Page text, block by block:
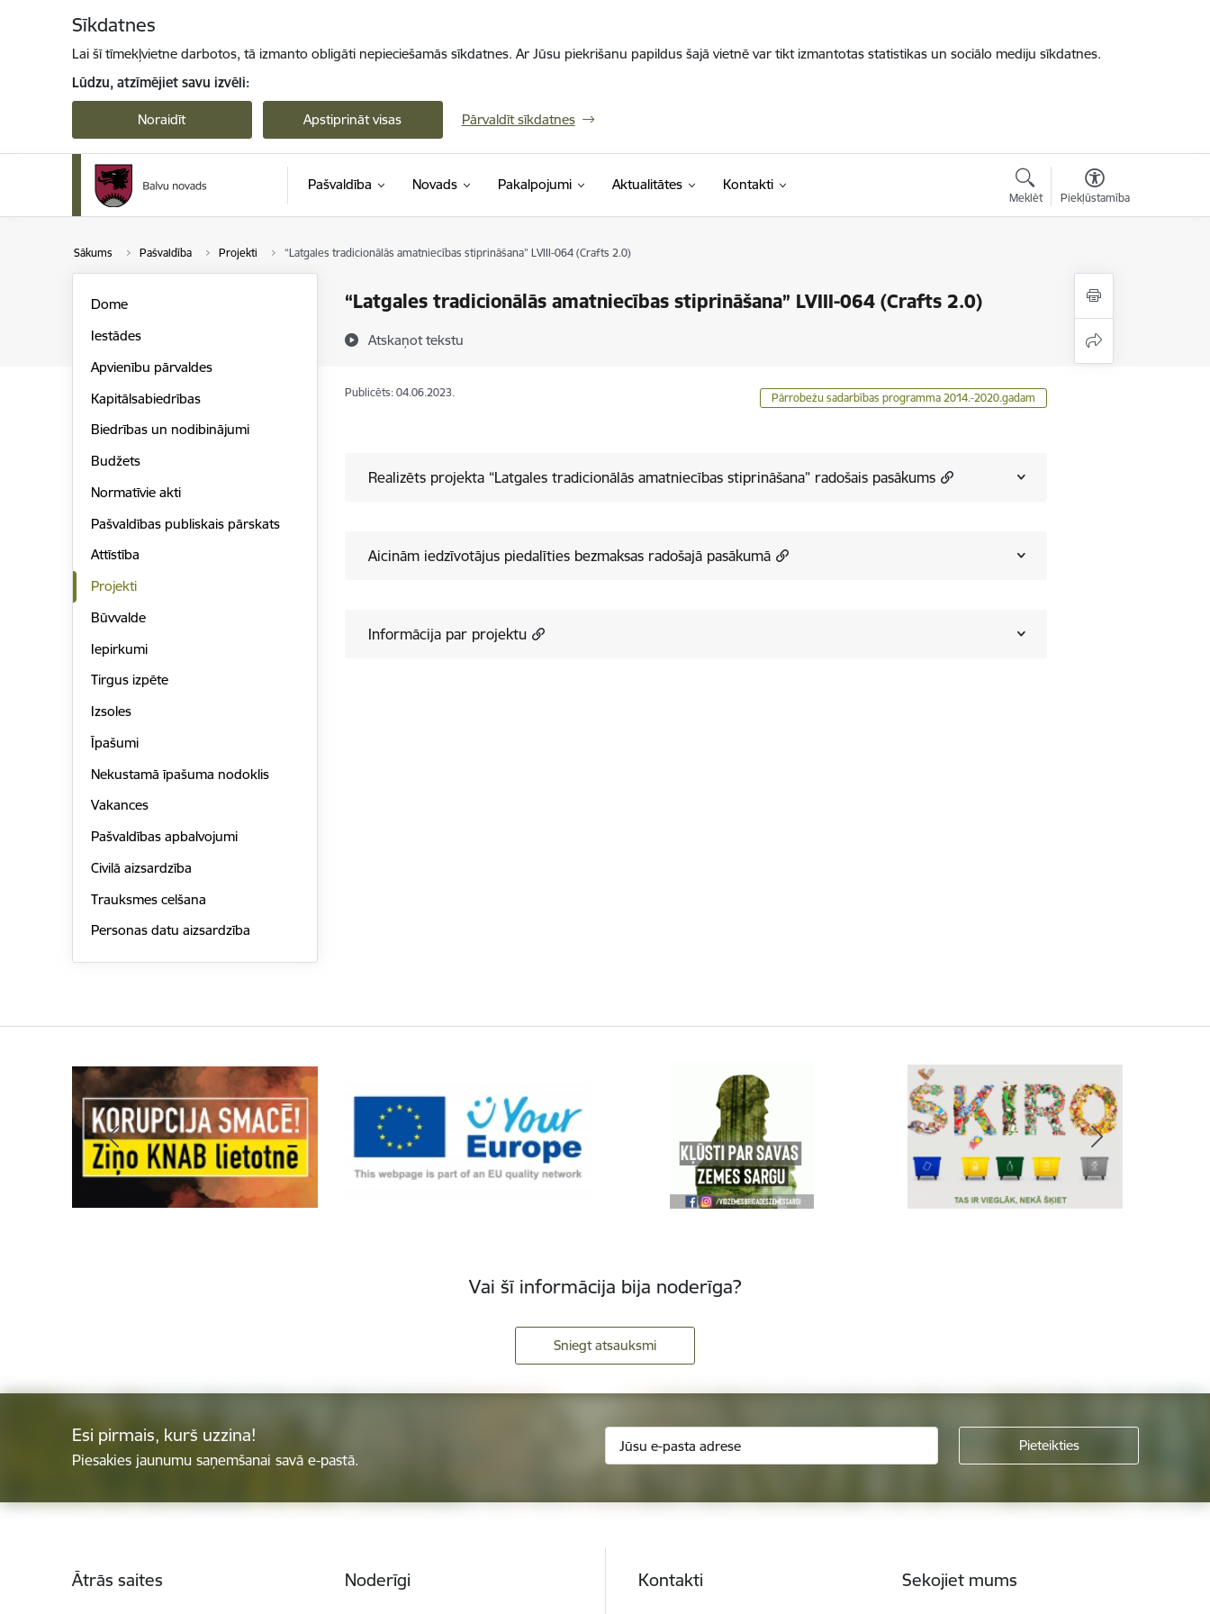
Sīkdatnes
Lai šī tīmekļvietne darbotos, tā izmanto obligāti nepieciešamās sīkdatnes. Ar Jūsu piekrišanu papildus šajā vietnē var tikt izmantotas statistikas un sociālo mediju sīkdatnes.
Lūdzu, atzīmējiet savu izvēli:
Noraidīt Apstiprināt visas Pārvaldīt sīkdatnes
Pašvaldība Novads Pakalpojumi Aktualitātes Kontakti
Meklēt Piekļūstamība
Sākums Pašvaldība Projekti “Latgales tradicionālās amatniecības stiprināšana” LVIII-064 (Crafts 2.0)
“Latgales tradicionālās amatniecības stiprināšana” LVIII-064 (Crafts 2.0)
Atskaņot tekstu
Dome
Iestādes
Apvienību pārvaldes
Kapitālsabiedrības
Biedrības un nodibinājumi
Budžets
Normatīvie akti
Pašvaldības publiskais pārskats
Attīstība
Projekti
Būvvalde
Iepirkumi
Tirgus izpēte
Izsoles
Īpašumi
Nekustamā īpašuma nodoklis
Vakances
Pašvaldības apbalvojumi
Civilā aizsardzība
Trauksmes celšana
Personas datu aizsardzība
Publicēts: 04.06.2023. Pārrobežu sadarbības programma 2014.-2020.gadam
Realizēts projekta “Latgales tradicionālās amatniecības stiprināšana” radošais pasākums
Aicinām iedzīvotājus piedalīties bezmaksas radošajā pasākumā
Informācija par projektu
Vai šī informācija bija noderīga?
Sniegt atsauksmi
Esi pirmais, kurš uzzina!
Piesakies jaunumu saņemšanai savā e-pastā.
Ātrās saites Noderīgi Kontakti Sekojiet mums